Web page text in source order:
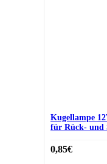
Kugellampe
für Rück- und
0,85€